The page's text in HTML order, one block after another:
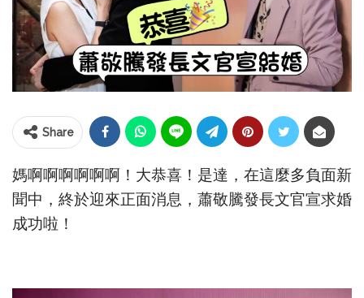
Share
媽啊啊啊啊啊啊！大恭喜！是達，在這麼多負面新
聞中，終於迎來正面消息，蕭敬騰發長文官宣求婚
成功啦！